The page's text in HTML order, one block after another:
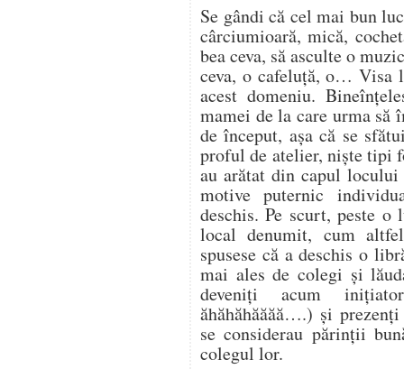
Se gândi că cel mai bun
cârciumioară, mică,
bea ceva, să asculte o
ceva, o cafeluţă, o… Visa
acest domeniu.
mamei de la care urma
de început, aşa că se
proful de atelier, nişte tipi
au arătat din capul
motive puternic
deschis. Pe scurt, peste o
local denumit, cum
spusese că a deschis o
mai ales de colegi şi
deveniţi acum
ăhăhăhăăăă….) şi
se considerau părinţii
colegul lor.